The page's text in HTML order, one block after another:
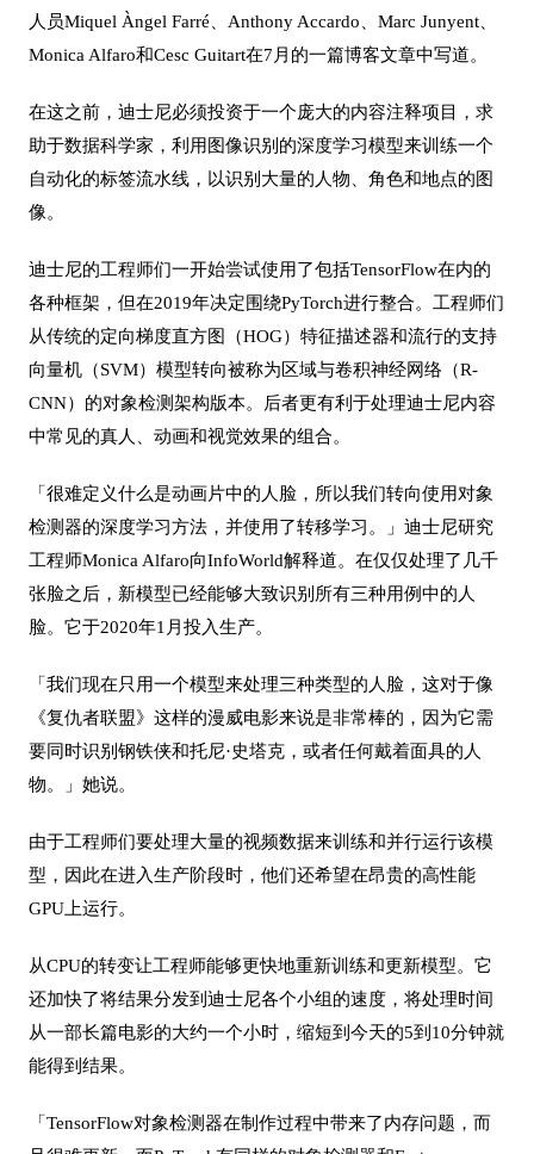
人员Miquel Àngel Farré、Anthony Accardo、Marc Junyent、
Monica Alfaro和Cesc Guitart在7月的一篇博客文章中写道。
在这之前，迪士尼必须投资于一个庞大的内容注释项目，求
助于数据科学家，利用图像识别的深度学习模型来训练一个
自动化的标签流水线，以识别大量的人物、角色和地点的图
像。
迪士尼的工程师们一开始尝试使用了包括TensorFlow在内的
各种框架，但在2019年决定围绕PyTorch进行整合。工程师们
从传统的定向梯度直方图（HOG）特征描述器和流行的支持
向量机（SVM）模型转向被称为区域与卷积神经网络（R-
CNN）的对象检测架构版本。后者更有利于处理迪士尼内容
中常见的真人、动画和视觉效果的组合。
「很难定义什么是动画片中的人脸，所以我们转向使用对象
检测器的深度学习方法，并使用了转移学习。」迪士尼研究
工程师Monica Alfaro向InfoWorld解释道。在仅仅处理了几千
张脸之后，新模型已经能够大致识别所有三种用例中的人
脸。它于2020年1月投入生产。
「我们现在只用一个模型来处理三种类型的人脸，这对于像
《复仇者联盟》这样的漫威电影来说是非常棒的，因为它需
要同时识别钢铁侠和托尼·史塔克，或者任何戴着面具的人
物。」她说。
由于工程师们要处理大量的视频数据来训练和并行运行该模
型，因此在进入生产阶段时，他们还希望在昂贵的高性能
GPU上运行。
从CPU的转变让工程师能够更快地重新训练和更新模型。它
还加快了将结果分发到迪士尼各个小组的速度，将处理时间
从一部长篇电影的大约一个小时，缩短到今天的5到10分钟就
能得到结果。
「TensorFlow对象检测器在制作过程中带来了内存问题，而